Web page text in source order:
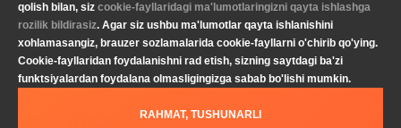
qolish bilan, siz cookie-fayllaridagi ma'lumotlaringizni qayta ishlashga
rozilik bildirasiz. Agar siz ushbu ma'lumotlar qayta ishlanishini
xohlamasangiz, brauzer sozlamalarida cookie-fayllarni o'chirib qo'ying.
Cookie-fayllaridan foydalanishni rad etish, sizning saytdagi ba'zi
funktsiyalardan foydalana olmasligingizga sabab bo'lishi mumkin.
RAHMAT, TUSHUNARLI
Valyuta KZT Qozog'iston tenge
Til O'zbekcha
Maxfiylik
siyosati
Yuridik ma'lumot